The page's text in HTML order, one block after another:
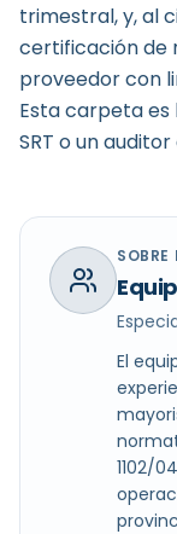
trimestral, y, al
certificación de
proveedor con
Esta carpeta
SRT o un
SOBRE
El
1102/